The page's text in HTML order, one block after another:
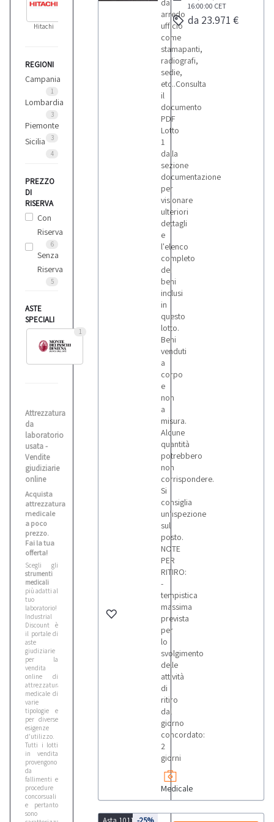
Hitachi
REGIONI
Campania
1
Lombardia
3
Piemonte
3
Sicilia
4
PREZZO
DI
RISERVA
Con
Riserva
6
Senza
Riserva
5
ASTE
SPECIALI
1
Attrezzatura
da
laboratorio
usata -
Vendite
giudiziarie
online
Acquista
attrezzatura
medicale
a poco
prezzo.
Fai la tua
offerta!
Scegli gli
strumenti
medicali
più adatti al
tuo
laboratorio!
Industrial
Discount è
il portale di
aste
giudiziarie
per la
vendita
online di
attrezzatura
medicale di
varie
tipologie e
per diverse
esigenze
d'utilizzo.
Tutti i lotti
in vendita
provengono
da
fallimenti e
procedure
concorsuali
e pertanto
sono
da
arredo
ufficio
come
stamapanti,
radiografi,
sedie,
etc..Consulta
il
documento
PDF
Lotto
1
dalla
sezione
documentazione
per
visionare
ulteriori
dettagli
e
l'elenco
completo
dei
beni
inclusi
in
questo
lotto.
Beni
venduti
a
corpo
e
non
a
misura.
Alcune
quantità
potrebbero
non
corrispondere.
Si
consiglia
un’ispezione
sul
posto.
NOTE
PER
RITIRO:
-
tempistica
massima
prevista
per
lo
svolgimento
delle
attività
di
ritiro
dal
giorno
concordato:
2
giorni
Medicale
16:00:00 CET
da 23.971 €